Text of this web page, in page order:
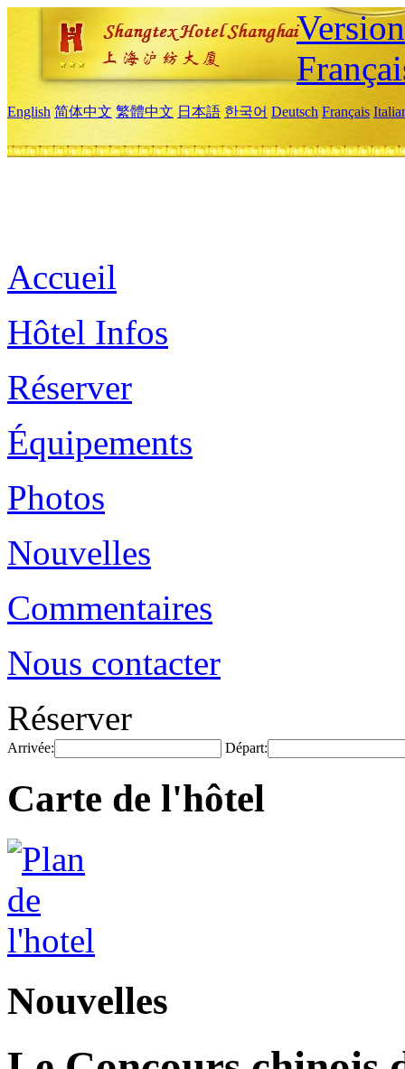
English 简体中文 繁體中文 日本語 한국어 Deutsch Français
Accueil
Hôtel Infos
Réserver
Équipements
Photos
Nouvelles
Commentaires
Nous contacter
Réserver
Arrivée: Départ:
Carte de l'hôtel
Nouvelles